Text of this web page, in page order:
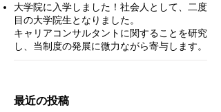
大学院に入学しました！ 社会人として、二度
目の大学院生となりました。
キャリアコンサルタントに関することを研究
し、当制度の発展に微力ながら寄与します。​
最近の投稿